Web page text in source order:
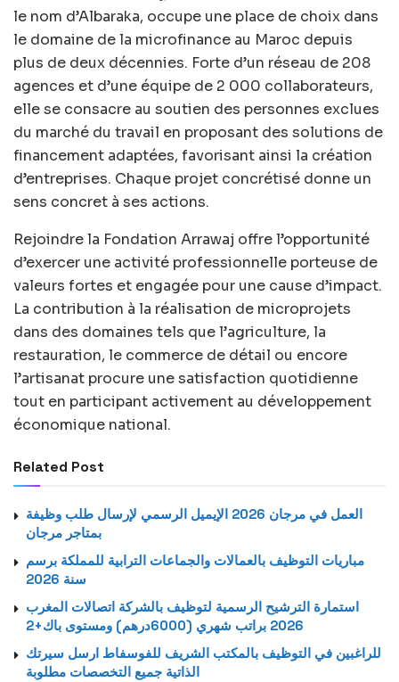
le nom d’Albaraka, occupe une place de choix dans
le domaine de la microfinance au Maroc depuis
plus de deux décennies. Forte d’un réseau de 208
agences et d’une équipe de 2 000 collaborateurs,
elle se consacre au soutien des personnes exclues
du marché du travail en proposant des solutions de
financement adaptées, favorisant ainsi la création
d’entreprises. Chaque projet concrétisé donne un
sens concret à ses actions.
Rejoindre la Fondation Arrawaj offre l’opportunité
d’exercer une activité professionnelle porteuse de
valeurs fortes et engagée pour une cause d’impact.
La contribution à la réalisation de microprojets
dans des domaines tels que l’agriculture, la
restauration, le commerce de détail ou encore
l’artisanat procure une satisfaction quotidienne
tout en participant activement au développement
économique national.
Related Post
العمل في مرجان 2026 الإيميل الرسمي لإرسال طلب وظيفة
بمتاجر مرجان
مباريات التوظيف بالعمالات والجماعات الترابية للمملكة برسم
سنة 2026
استمارة الترشيح الرسمية لتوظيف بالشركة اتصالات المغرب
2026 براتب شهري (6000درهم) ومستوى باك+2
للراغبين في التوظيف بالمكتب الشريف للفوسفاط ارسل سيرتك
الذاتية جميع التخصصات مطلوبة